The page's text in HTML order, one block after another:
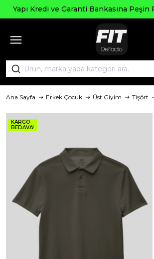
Garanti Bankasına Peşin Fiyatına 6 Taksit
Ana Sayfa Erkek Çocuk Üst Giyim Tişört
KARGO
BEDAVA!